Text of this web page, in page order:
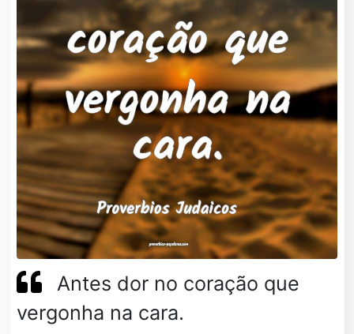
Antes dor no coração que
vergonha na cara.